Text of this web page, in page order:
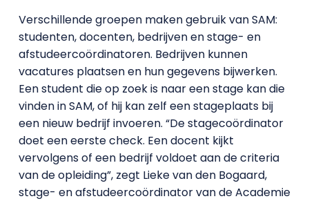
Verschillende groepen maken gebruik van SAM:
studenten, docenten, bedrijven en stage- en
afstudeercoördinatoren. Bedrijven kunnen
vacatures plaatsen en hun gegevens bijwerken.
Een student die op zoek is naar een stage kan die
vinden in SAM, of hij kan zelf een stageplaats bij
een nieuw bedrijf invoeren. “De stagecoördinator
doet een eerste check. Een docent kijkt
vervolgens of een bedrijf voldoet aan de criteria
van de opleiding”, zegt Lieke van den Bogaard,
stage- en afstudeercoördinator van de Academie